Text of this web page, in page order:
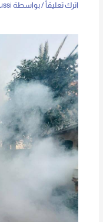
اترك تعليقاً / بواسطة